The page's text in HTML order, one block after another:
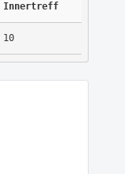
Innertreff
10